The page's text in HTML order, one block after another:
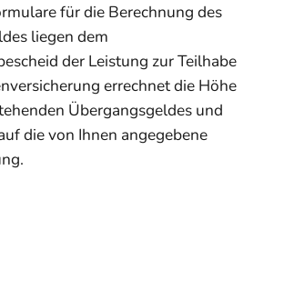
für die Berechnung des
liegen dem
der Leistung zur Teilhabe
errechnet die Höhe
Übergangsgeldes und
die von Ihnen angegebene